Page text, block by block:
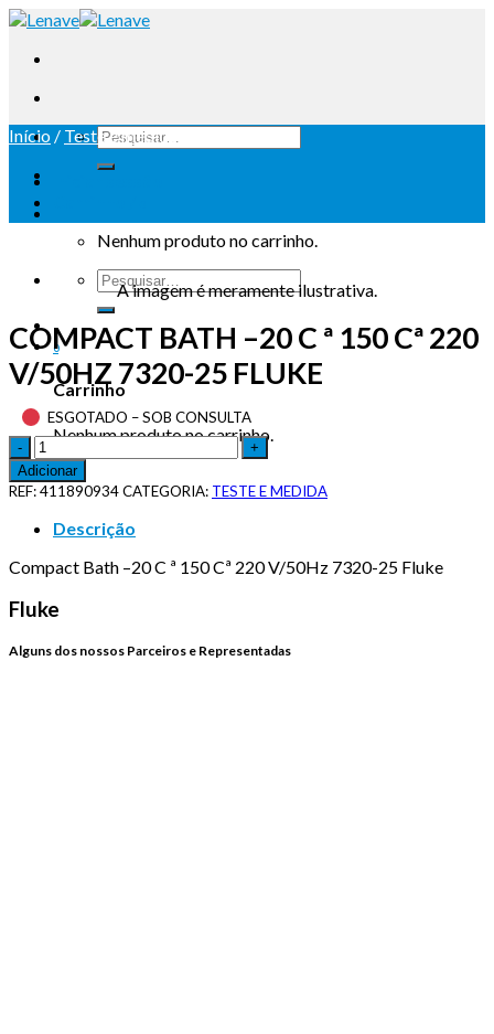
Nenhum produto no carrinho.
0
Carrinho
Nenhum produto no carrinho.
Início / Teste e medida
A imagem é meramente ilustrativa.
COMPACT BATH –20 C ª 150 Cª 220
V/50HZ 7320-25 FLUKE
ESGOTADO – SOB CONSULTA
Adicionar
REF:411890934CATEGORIA: TESTE E MEDIDA
Descrição
Compact Bath –20 C ª 150 Cª 220 V/50Hz 7320-25 Fluke
Fluke
Alguns dos nossos Parceiros e Representadas